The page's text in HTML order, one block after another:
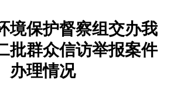
境保护督察组交办我
批群众信访举报案件
办理情况